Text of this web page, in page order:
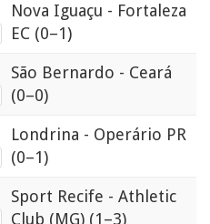
Nova Iguaçu - Fortaleza
EC (0–1)
São Bernardo - Ceará
(0–0)
Londrina - Operário PR
(0–1)
Sport Recife - Athletic
Club (MG) (1–3)